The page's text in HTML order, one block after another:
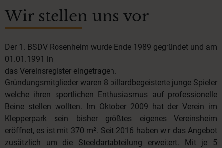
Wir stellen uns vor
Der 1. BSDV Rosenheim wurde Ende 1989 gegründet und am
01.01.1991 in
das Vereinsregister eingetragen.
Gründungsmitglieder waren 8 billardbegeisterte junge Spieler
welche ihren sportlichen Enthusiasmus auf professionelle
Beine stellen wollten. Im Oktober 2009 hat der Verein im
Klepperpark sein bisher größtes eigenes Vereinsheim
eröffnet, es ist mit 370 m². Seit 2016 haben wir das Angebot
zusätzlich um die Steeldartabteilung erweitert. Mit je 5